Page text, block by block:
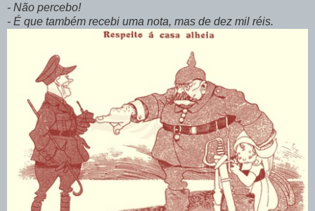
- Não percebo!
- É que também recebi uma nota, mas de dez mil réis.